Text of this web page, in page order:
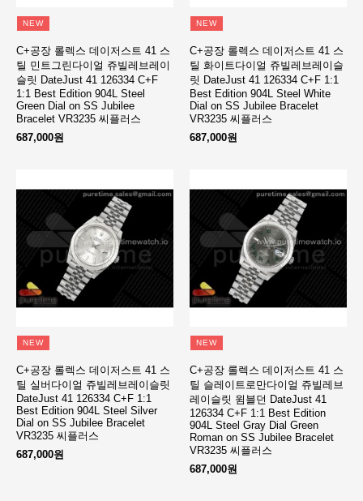
NEW
C+공장 롤렉스 데이저스트 41 스
틸 민트그린다이얼 쥬빌레브레이
슬릿 DateJust 41 126334 C+F
1:1 Best Edition 904L Steel
Green Dial on SS Jubilee
Bracelet VR3235 씨플러스
687,000원
NEW
C+공장 롤렉스 데이저스트 41 스
틸 화이트다이얼 쥬빌레브레이슬
릿 DateJust 41 126334 C+F 1:1
Best Edition 904L Steel White
Dial on SS Jubilee Bracelet
VR3235 씨플러스
687,000원
NEW
C+공장 롤렉스 데이저스트 41 스
틸 실버다이얼 쥬빌레브레이슬릿
DateJust 41 126334 C+F 1:1
Best Edition 904L Steel Silver
Dial on SS Jubilee Bracelet
VR3235 씨플러스
687,000원
NEW
C+공장 롤렉스 데이저스트 41 스
틸 슬레이트로만다이얼 쥬빌레브
레이슬릿 윔블던 DateJust 41
126334 C+F 1:1 Best Edition
904L Steel Gray Dial Green
Roman on SS Jubilee Bracelet
VR3235 씨플러스
687,000원